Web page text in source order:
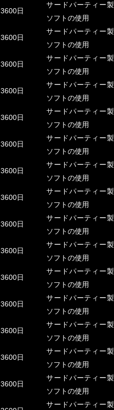
3600日
サードパーティー製
ソフトの使用
3600日
サードパーティー製
ソフトの使用
3600日
サードパーティー製
ソフトの使用
3600日
サードパーティー製
ソフトの使用
3600日
サードパーティー製
ソフトの使用
3600日
サードパーティー製
ソフトの使用
3600日
サードパーティー製
ソフトの使用
3600日
サードパーティー製
ソフトの使用
3600日
サードパーティー製
ソフトの使用
3600日
サードパーティー製
ソフトの使用
3600日
サードパーティー製
ソフトの使用
3600日
サードパーティー製
ソフトの使用
3600日
サードパーティー製
ソフトの使用
3600日
サードパーティー製
ソフトの使用
3600日
サードパーティー製
ソフトの使用
サードパーティー製